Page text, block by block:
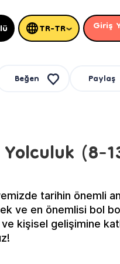
TR-TR Giriş
Beğen Paylaş
(8-
tarihin önemli
ve en önemlisi bol
kişisel gelişimine